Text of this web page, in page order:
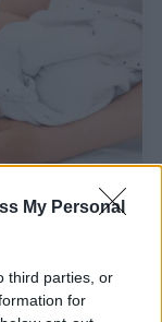
My Personal
third parties, or
for
para elegirlo